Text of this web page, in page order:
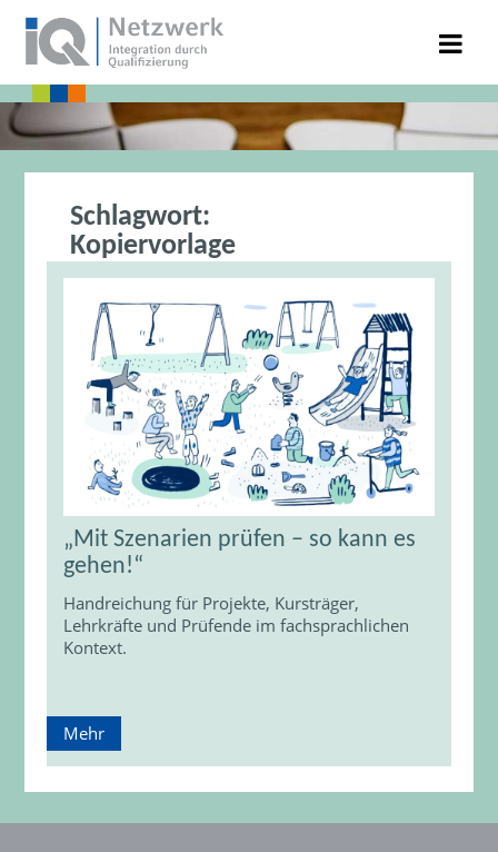
Schlagwort:
Kopiervorlage
„Mit Szenarien prüfen – so kann es
gehen!“
Handreichung für Projekte, Kursträger,
Lehrkräfte und Prüfende im fachsprachlichen
Kontext.
Mehr